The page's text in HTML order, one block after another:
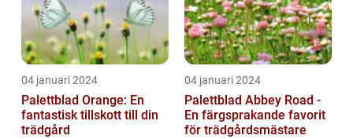
04 januari 2024
Palettblad Orange: En
fantastisk tillskott till din
trädgård
04 januari 2024
Palettblad Abbey Road -
En färgsprakande favorit
för trädgårdsmästare